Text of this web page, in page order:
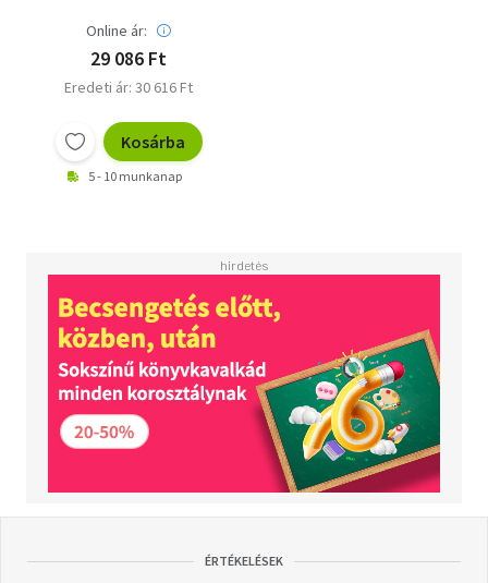
Online ár:
29 086 Ft
Eredeti ár: 30 616 Ft
Kosárba
5 - 10 munkanap
ÉRTÉKELÉSEK